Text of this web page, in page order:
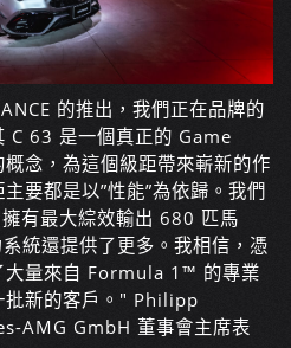
的推出，我們正在品牌的
C 63 是一個真正的 Game
念，為這個級距帶來嶄新的作
要都是以”性能”為依歸。我們
有最大綜效輸出 680 匹馬
統還提供了更多。我相信，憑
大量來自 Formula 1™ 的專業
批新的客戶。" Philipp
AMG GmbH 董事會主席表